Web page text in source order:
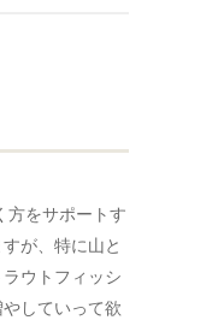
方をサポートす
が、特に山と
ウトフィッシ
していって欲